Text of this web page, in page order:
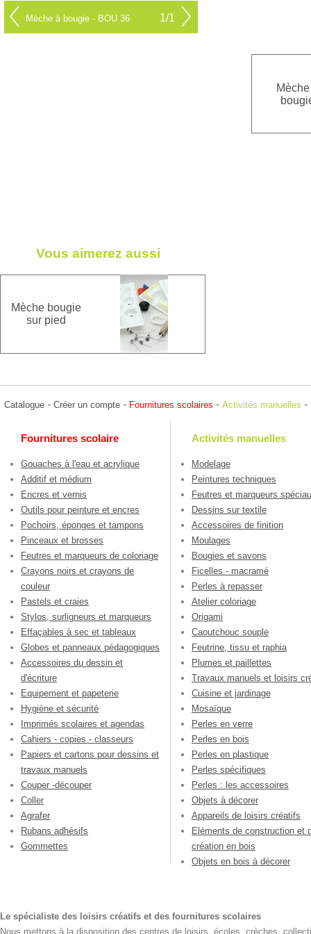
Mèche à bougie - BOU 36 1/1
Vous aimerez aussi
Mèche bougie
sur pied
Catalogue - Créer un compte - Fournitures scolaires - Activités manuelles -
Fournitures scolaire
Gouaches à l'eau et acrylique
Additif et médium
Encres et vernis
Outils pour peinture et encres
Pochoirs, éponges et tampons
Pinceaux et brosses
Feutres et marqueurs de coloriage
Crayons noirs et crayons de
couleur
Pastels et craies
Stylos, surligneurs et marqueurs
Effaçables à sec et tableaux
Globes et panneaux pédagogiques
Accessoires du dessin et
d'écriture
Equipement et papeterie
Hygiène et sécurité
Imprimés scolaires et agendas
Cahiers - copies - classeurs
Papiers et cartons pour dessins et
travaux manuels
Couper -découper
Coller
Agrafer
Rubans adhésifs
Gommettes
Activités manuelles
Modelage
Peintures techniques
Feutres et marqueurs
Dessins sur textile
Accessoires de finition
Moulages
Bougies et savons
Ficelles - macramé
Perles à repasser
Atelier coloriage
Origami
Caoutchouc souple
Feutrine, tissu et raphia
Plumes et paillettes
Travaux manuels et loisirs
Cuisine et jardinage
Mosaïque
Perles en verre
Perles en bois
Perles en plastique
Perles spécifiques
Perles : les accessoires
Objets à décorer
Appareils de loisirs créatifs
Eléments de construction et
création en bois
Objets en bois à décorer
Le spécialiste des loisirs créatifs et des fournitures scolaires
Nous mettons à la disposition des centres de loisirs, écoles, crèches,